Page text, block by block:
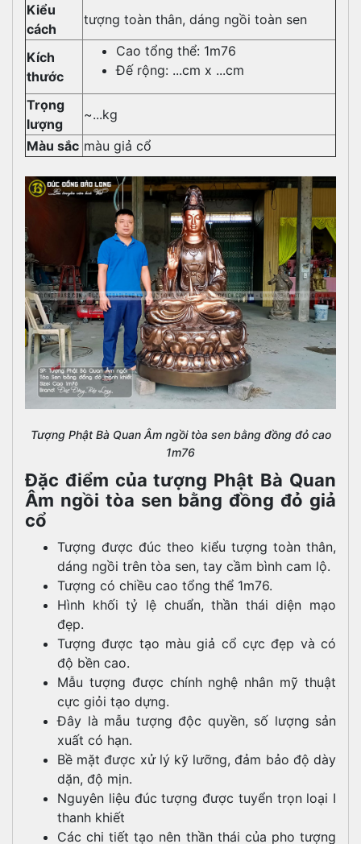
Kiểu
cách
tượng toàn thân, dáng ngồi toàn sen
Kích
thước
Cao tổng thể: 1m76
Đế rộng: ...cm x ...cm
Trọng
lượng
~...kg
Màu sắc màu giả cổ
Tượng Phật Bà Quan Âm ngồi tòa sen bằng đồng đỏ cao
1m76
Đặc điểm của tượng Phật Bà Quan
Âm ngồi tòa sen bằng đồng đỏ giả
cổ
Tượng được đúc theo kiểu tượng toàn thân,
dáng ngồi trên tòa sen, tay cầm bình cam lộ.
Tượng có chiều cao tổng thể 1m76.
Hình khối tỷ lệ chuẩn, thần thái diện mạo
đẹp.
Tượng được tạo màu giả cổ cực đẹp và có
độ bền cao.
Mẫu tượng được chính nghệ nhân mỹ thuật
cực giỏi tạo dựng.
Đây là mẫu tượng độc quyền, số lượng sản
xuất có hạn.
Bề mặt được xử lý kỹ lưỡng, đảm bảo độ dày
dặn, độ mịn.
Nguyên liệu đúc tượng được tuyển trọn loại I
thanh khiết
Các chi tiết tạo nên thần thái của pho tượng